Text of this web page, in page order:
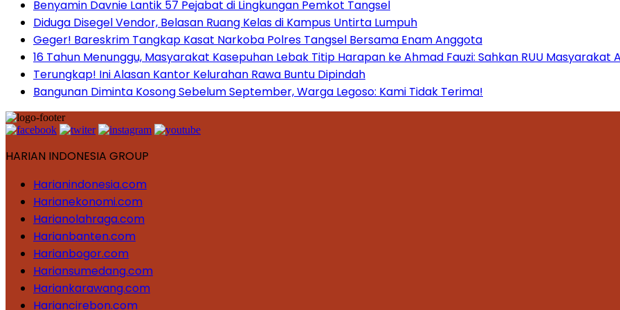
Benyamin Davnie Lantik 57 Pejabat di Lingkungan Pemkot Tangsel
Diduga Disegel Vendor, Belasan Ruang Kelas di Kampus Untirta Lumpuh
Geger! Bareskrim Tangkap Kasat Narkoba Polres Tangsel Bersama Enam Anggota
16 Tahun Menunggu, Masyarakat Kasepuhan Lebak Titip Harapan ke Ahmad Fauzi: Sahkan RUU Masyarakat
Terungkap! Ini Alasan Kantor Kelurahan Rawa Buntu Dipindah
Bangunan Diminta Kosong Sebelum September, Warga Legoso: Kami Tidak Terima!
HARIAN INDONESIA GROUP
Harianindonesia.com
Harianekonomi.com
Harianolahraga.com
Harianbanten.com
Harianbogor.com
Hariansumedang.com
Hariankarawang.com
Hariancirebon.com